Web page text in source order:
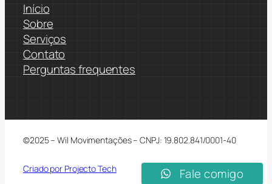
Início
Sobre
Serviços
Contato
Perguntas frequentes
©2025 – Wil Movimentações – CNPJ: 19.802.841/0001-40
Criado por Projecto Tech Fale comigo